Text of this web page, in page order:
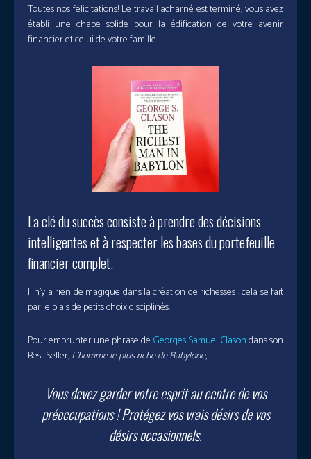
Toutes nos félicitations! Le travail acharné est terminé, vous avez
établi une chape solide pour la édification de votre avenir
financier et celui de votre famille.
La clé du succès consiste à prendre des décisions
intelligentes et à respecter les bases du portefeuille
financier complet.
Il n’y a rien de magique dans la création de richesses ; cela se fait
par le biais de petits choix disciplinés.
Pour emprunter une phrase de Georges Samuel Clasondans son
Best Seller, L’homme le plus riche de Babylone,
Vous devez garder votre esprit au centre de vos
préoccupations !Protégez vos vrais désirs de vos
désirs occasionnels.